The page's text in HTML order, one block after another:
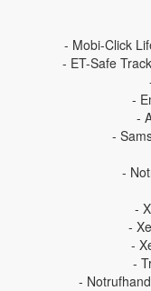
- Mobi-Click
- ET-Safe
-
-
-
-
-
-
-
-
-